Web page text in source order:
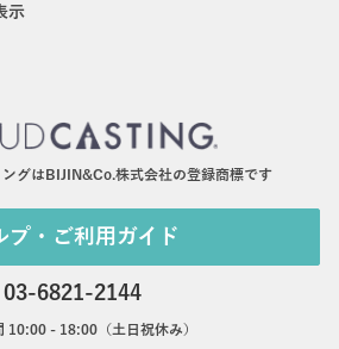
示
グはBIJIN&Co.株式会社の登録商標です
プ・ご利用ガイド
03-6821-2144
10:00 - 18:00（土日祝休み）